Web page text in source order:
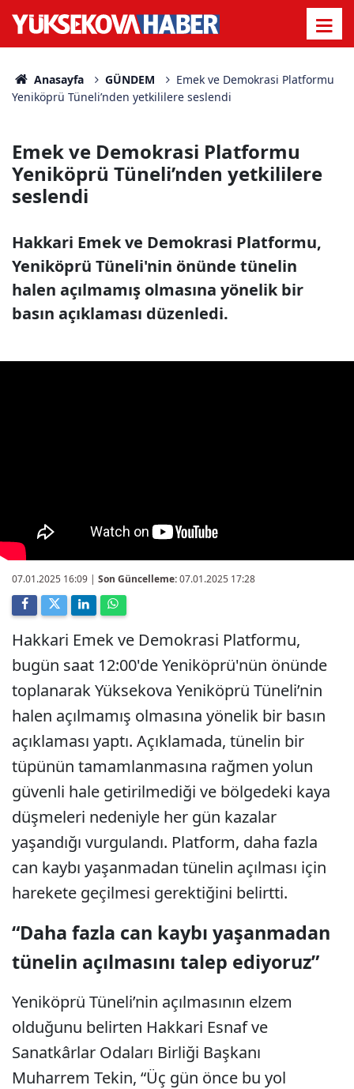
Anasayfa GÜNDEM
Emek ve Demokrasi Platformu
Yeniköprü Tüneli’nden yetkililere seslendi
Emek ve Demokrasi Platformu
Yeniköprü Tüneli’nden yetkililere
seslendi
Hakkari Emek ve Demokrasi Platformu,
Yeniköprü Tüneli'nin önünde tünelin
halen açılmamış olmasına yönelik bir
basın açıklaması düzenledi.
07.01.2025 16:09 | Son Güncelleme:07.01.2025 17:28
Hakkari Emek ve Demokrasi Platformu,
bugün saat 12:00'de Yeniköprü'nün önünde
toplanarak Yüksekova Yeniköprü Tüneli’nin
halen açılmamış olmasına yönelik bir basın
açıklaması yaptı. Açıklamada, tünelin bir
tüpünün tamamlanmasına rağmen yolun
güvenli hale getirilmediği ve bölgedeki kaya
düşmeleri nedeniyle her gün kazalar
yaşandığı vurgulandı. Platform, daha fazla
can kaybı yaşanmadan tünelin açılması için
harekete geçilmesi gerektiğini belirtti.
“Daha fazla can kaybı yaşanmadan
tünelin açılmasını talep ediyoruz”
Yeniköprü Tüneli’nin açılmasının elzem
olduğunu belirten Hakkari Esnaf ve
Sanatkârlar Odaları Birliği Başkanı
Muharrem Tekin, “Üç gün önce bu yol